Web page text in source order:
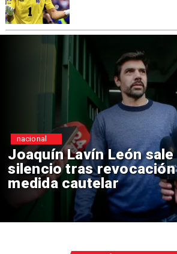
Chile y
reinicio de
consulares
nacional